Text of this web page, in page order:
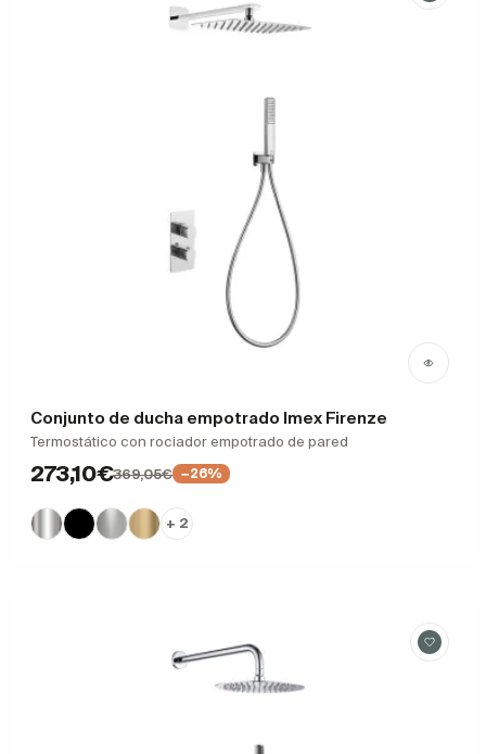
Conjunto de ducha empotrado Imex Firenze
Termostático con rociador empotrado de pared
273,10€369,05€ −26%
+ 2